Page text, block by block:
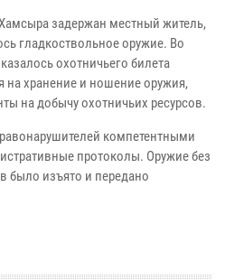
задержан местный житель,
гладкоствольное оружие. Во
охотничьего билета
на хранение и ношение оружия,
на добычу охотничьих ресурсов.
компетентными
протоколы. Оружие без
было изъято и передано